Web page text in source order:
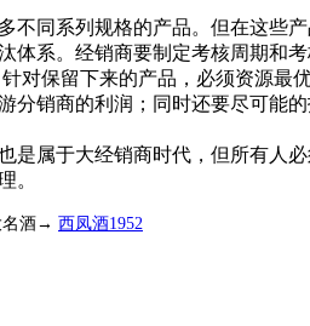
系列规格的产品。但在这些产
体系。经销商要制定考核周期和
对保留下来的产品，必须资源
分销商的利润；同时还要尽可能
属于大经销商时代，但所有人必
。
名酒→ 西凤酒1952